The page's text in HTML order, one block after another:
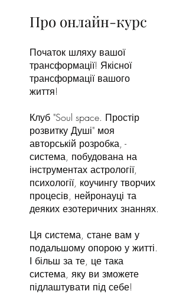
Про онлайн-курс
Початок шляху вашої
трансформації! Якісної
трансформації вашого
життя!
Клуб "Soul space. Простір
розвитку Душі" моя
авторській розробка, -
система, побудована на
інструментах астрології,
психології, коучингу творчих
процесів, нейронауці та
деяких езотеричних знаннях.
Ця система, стане вам у
подальшому опорою у житті.
І більш за те, це така
система, яку ви зможете
підлаштувати під себе!